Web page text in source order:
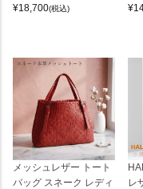
¥18,700(税込)
¥
メッシュレザー トート
バッグ スネーク レディ
レ